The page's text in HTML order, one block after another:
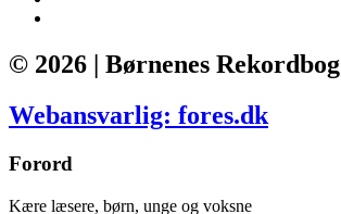
© 2026 | Børnenes Rekordbog
Webansvarlig: fores.dk
Forord
Kære læsere, børn, unge og voksne